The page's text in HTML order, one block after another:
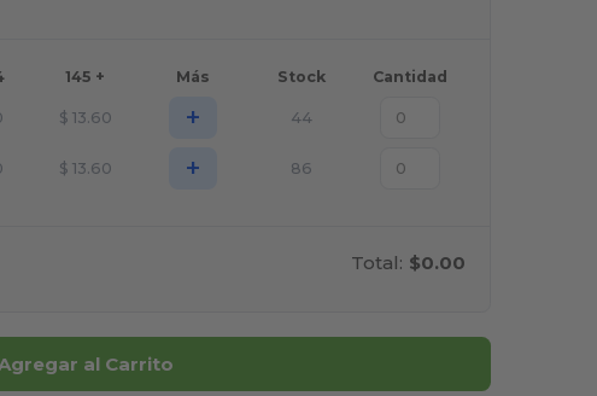
145 + Más Stock Cantidad
$ 13.60 + 44
$ 13.60 + 86
Total: $0.00
al Carrito